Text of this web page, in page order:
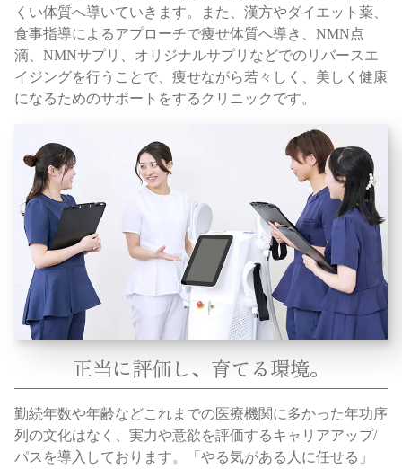
くい体質へ導いていきます。 また、 漢方やダイエット薬、
食事指導によるアプローチで痩せ体質へ導き、 NMN点
滴、 NMNサプリ、 オリジナルサプリなどでのリバースエ
イジングを行うことで、 痩せながら若々しく、 美しく健康
になるためのサポートをする クリニックです。
正当に評価し、育てる環境。
勤続年数や年齢などこれまでの医療機関に多かった年功序
列の文化はなく、実力や意欲を評価するキャリアアップ/
パスを導入しております。「やる気がある人に任せる」